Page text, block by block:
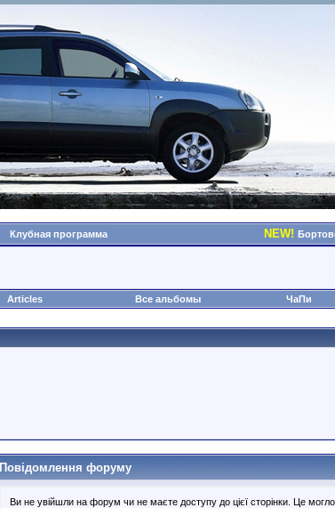
Клубная программа NEW!
Articles Все альбомы ЧаПи
Повідомлення форуму
Ви не увійшли на форум чи не маєте доступу до цієї сторінки. Це